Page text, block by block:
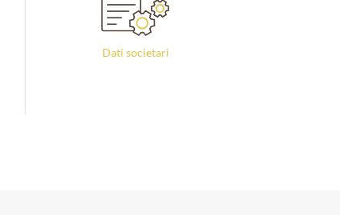
Dati societari